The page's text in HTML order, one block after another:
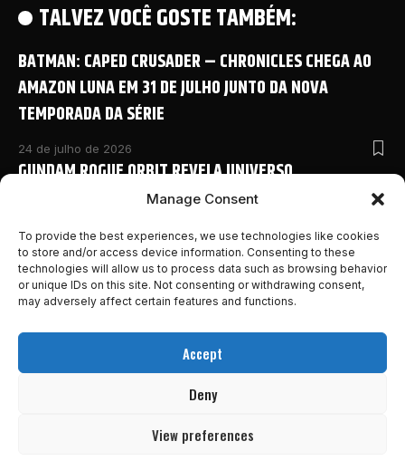
Manage Consent
To provide the best experiences, we use technologies like cookies
to store and/or access device information. Consenting to these
technologies will allow us to process data such as browsing behavior
or unique IDs on this site. Not consenting or withdrawing consent,
may adversely affect certain features and functions.
Accept
Deny
View preferences
TALVEZ VOCÊ GOSTE TAMBÉM:
BATMAN: CAPED CRUSADER – CHRONICLES CHEGA AO
AMAZON LUNA EM 31 DE JULHO JUNTO DA NOVA
TEMPORADA DA SÉRIE
24 de julho de 2026
GUNDAM ROGUE ORBIT REVELA UNIVERSO
COMPARTILHADO COM NOVO ANIME E DETALHES
24 de julho de 2026
MONSTER HUNTER OUTLANDERS ABRE PRÉ-REGISTRO E
REVELA NOVOS DETALHES DA AVENTURA MOBILE DA
FRANQUIA
24 de julho de 2026
MARVEL’S WOLVERINE GANHA NOVO E INSANO TRAILER